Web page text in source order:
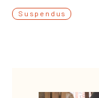
Suspendus